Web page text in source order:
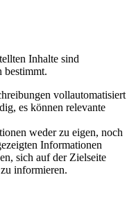
Inhalte sind
bestimmt.
vollautomatisiert
es können relevante
weder zu eigen, noch
Informationen
sich auf der Zielseite
informieren.